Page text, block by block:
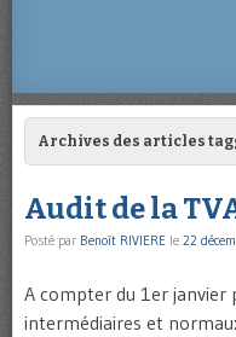
Archives des articles
Audit de la
Posté par Benoît RIVIERE le 22
A compter du 1er janvier
intermédiaires et